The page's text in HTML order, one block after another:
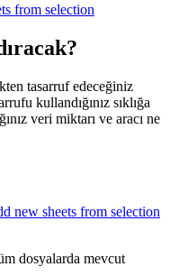
from selection
tasarruf edeceğiniz
kullandığınız sıklığa
veri miktarı ve aracı ne
new sheets from selection
dosyalarda mevcut